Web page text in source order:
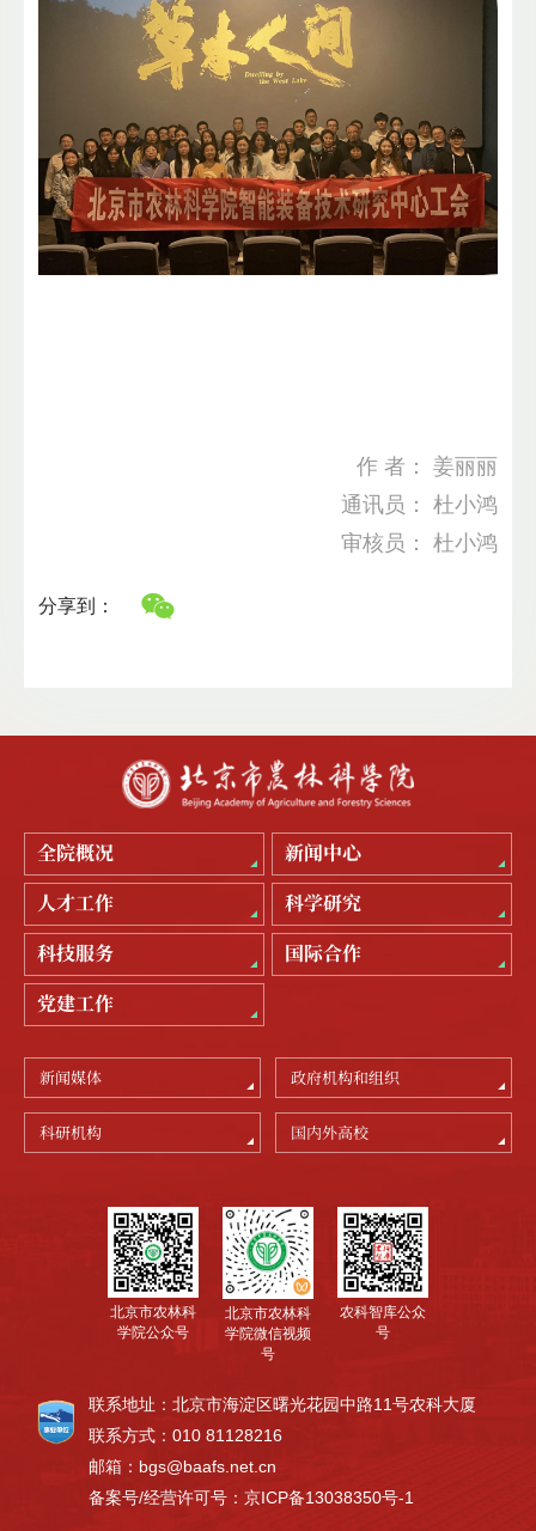
作 者： 姜丽丽
通讯员： 杜小鸿
审核员： 杜小鸿
分享到：
全院概况
新闻中心
人才工作
科学研究
科技服务
国际合作
党建工作
新闻媒体 政府机构和组织
科研机构 国内外高校
北京市农林科
学院公众号
北京市农林科
学院微信视频
号
农科智库公众
号
联系地址：北京市海淀区曙光花园中路11号农科大厦
联系方式：010 81128216
邮箱：bgs@baafs.net.cn
备案号/经营许可号：京ICP备13038350号-1